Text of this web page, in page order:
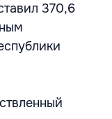
370,6